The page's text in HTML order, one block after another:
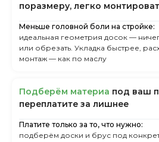
поразмеру, легкo
Меньше головной боли на стройке:
идеальная геометрия досок —
или обрезать. Укладка быстрее,
монтаж — как по маслу
Пoдбepём мaтepиa пoд вaш
пepeплaтитe зa лишнee
Платите только за то, что нужно:
подберём доски и брус под